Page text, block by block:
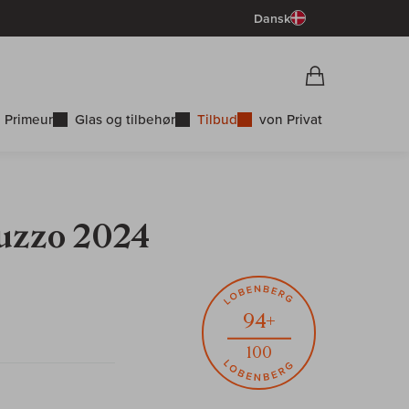
Dansk
Primeur Glas og tilbehør Tilbud von Privat
2024
94+
100